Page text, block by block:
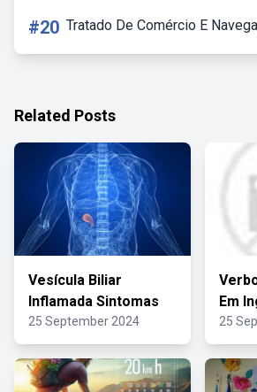
#20 Tratado De Comércio E
Related Posts
Vesícula Biliar
Inflamada Sintomas
25 September 2024
Em
25